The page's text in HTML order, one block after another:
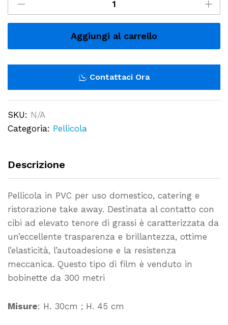
Pellicola
in
Alimenti
da
300
mt
45
quantity
Aggiungi al carrello
Contattaci Ora
SKU: N/A
Categoria: Pellicola
Descrizione
Pellicola in PVC per uso domestico, catering e
ristorazione take away. Destinata al contatto con
cibi ad elevato tenore di grassi è caratterizzata da
un’eccellente trasparenza e brillantezza, ottime
l’elasticità, l’autoadesione e la resistenza
meccanica. Questo tipo di film è venduto in
bobinette da 300 metri
Misure: H. 30cm ; H. 45 cm